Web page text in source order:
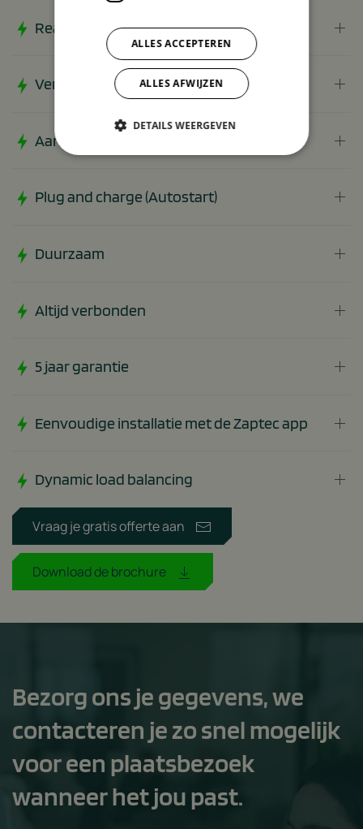
Realtime inzicht en volledige controle
Verrekening van laadkosten
Aanpasbaar laadvermogen
Plug and charge (Autostart)
Duurzaam
Altijd verbonden
5 jaar garantie
Eenvoudige installatie met de Zaptec app
Dynamic load balancing
Vraag je gratis offerte aan
Download de brochure
Bezorg ons je gegevens, we
contacteren je zo snel mogelijk
voor een plaatsbezoek
wanneer het jou past.
ALLES ACCEPTEREN
ALLES AFWIJZEN
DETAILS WEERGEVEN